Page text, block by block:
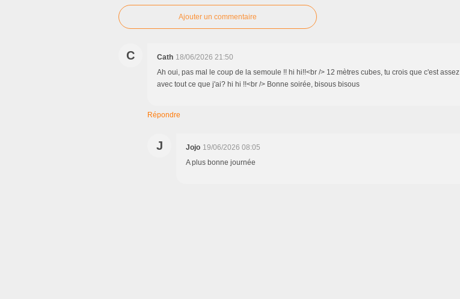
Ajouter un commentaire
C Cath 18/06/2026 21:50
Ah oui, pas mal le coup de la semoule !! hi hi!!<br /> 12 mètres cubes, tu crois que c'est assez
avec tout ce que j'ai? hi hi !!<br /> Bonne soirée, bisous bisous
Répondre
J Jojo 19/06/2026 08:05
A plus bonne journée